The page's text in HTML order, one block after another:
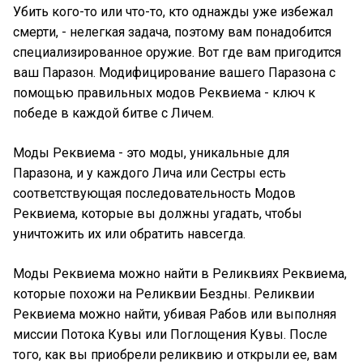
Убить кого-то или что-то, кто однажды уже избежал
смерти, - нелегкая задача, поэтому вам понадобится
специализированное оружие. Вот где вам пригодится
ваш Паразон. Модифицирование вашего Паразона с
помощью правильных модов Реквиема - ключ к
победе в каждой битве с Личем.
Моды Реквиема - это моды, уникальные для
Паразона, и у каждого Лича или Сестры есть
соответствующая последовательность Модов
Реквиема, которые вы должны угадать, чтобы
уничтожить их или обратить навсегда.
Моды Реквиема можно найти в Реликвиях Реквиема,
которые похожи на Реликвии Бездны. Реликвии
Реквиема можно найти, убивая Рабов или выполняя
миссии Потока Кувы или Поглощения Кувы. После
того, как вы приобрели реликвию и открыли ее, вам